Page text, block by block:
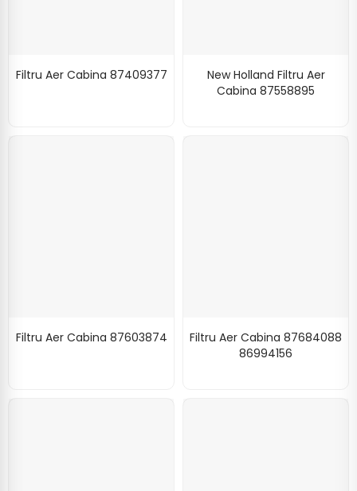
Filtru Aer Cabina 87409377
New Holland Filtru Aer
Cabina 87558895
Filtru Aer Cabina 87603874
Filtru Aer Cabina 87684088
86994156